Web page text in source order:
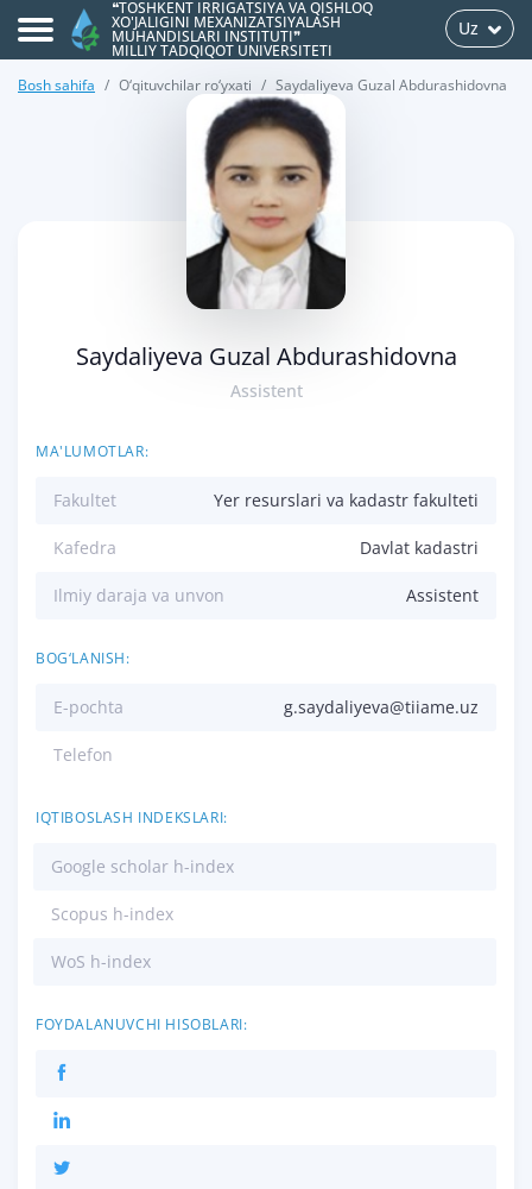
❝TOSHKENT IRRIGATSIYA VA QISHLOQ
XO'JALIGINI MEXANIZATSIYALASH
MUHANDISLARI INSTITUTI❞
MILLIY TADQIQOT UNIVERSITETI
Uz
Bosh sahifa O‘qituvchilar ro‘yxati Saydaliyeva Guzal Abdurashidovna
Saydaliyeva Guzal Abdurashidovna
Assistent
MA'LUMOTLAR:
Fakultet Yer resurslari va kadastr fakulteti
Kafedra Davlat kadastri
Ilmiy daraja va unvon Assistent
BOG‘LANISH:
E-pochta g.saydaliyeva@tiiame.uz
Telefon
IQTIBOSLASH INDEKSLARI:
Google scholar h-index
Scopus h-index
WoS h-index
FOYDALANUVCHI HISOBLARI: